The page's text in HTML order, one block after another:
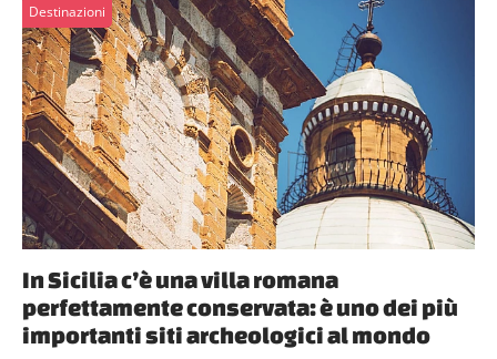
Destinazioni
In Sicilia c’è una villa romana
perfettamente conservata: è uno dei più
importanti siti archeologici al mondo